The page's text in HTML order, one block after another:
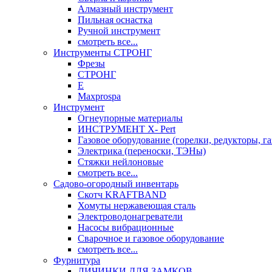
Алмазный инструмент
Пильная оснастка
Ручной инструмент
смотреть все...
Инструменты СТРОНГ
Фрезы
СТРОНГ
Е
Maxprospa
Инструмент
Огнеупорные материалы
ИНСТРУМЕНТ X- Pert
Газовое оборудование (горелки, редукторы,
Электрика (переноски, ТЭНы)
Стяжки нейлоновые
смотреть все...
Садово-огородный инвентарь
Скотч KRAFTBAND
Хомуты нержавеющая сталь
Электроводонагреватели
Насосы вибрационные
Сварочное и газовое оборудование
смотреть все...
Фурнитура